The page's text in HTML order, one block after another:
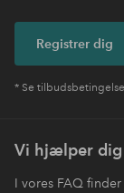
Registrer dig
* Se
Vi hjælper dig
I vores FAQ